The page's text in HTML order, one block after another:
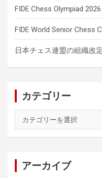
FIDE Chess Olympiad
FIDE World Senior Chess
日本チェス連盟の組織改
カテゴリー
ゴ
アーカイブ